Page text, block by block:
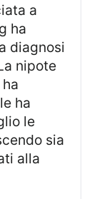
a
ha
diagnosi
nipote
ha
ha
le
sia
alla